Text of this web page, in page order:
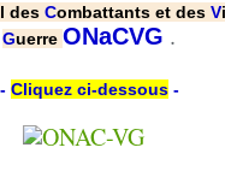
des Combattants et des V
Guerre ONaCVG .
- Cliquez ci-dessous-